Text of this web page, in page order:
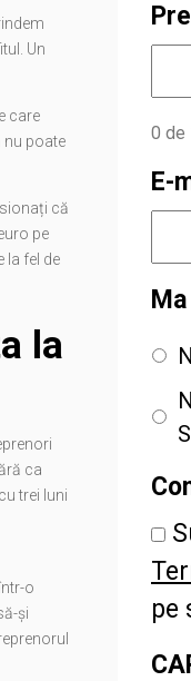
Un
care
nu poate
că
pe
la fel de
la
ca
trei luni
o
și
0 de
E-
pe